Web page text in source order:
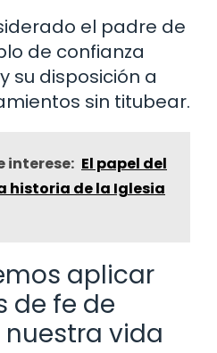
el padre de
de confianza
su disposición a
sin titubear.
interese: El papel del
historia de la Iglesia
aplicar
de fe de
vida